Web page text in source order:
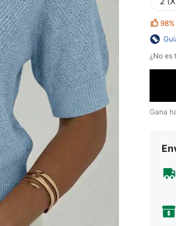
98%
¿No es
Gana